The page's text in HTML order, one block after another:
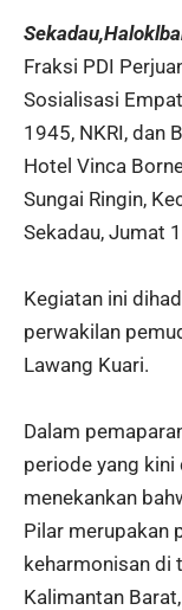
Fraksi PDI
Sosialisasi
1945, NKRI, dan
Hotel Vinca
Sungai Ringin,
Sekadau, Jumat
Kegiatan ini
perwakilan
Lawang Kuari.
Dalam
periode yang kini
menekankan
Pilar merupakan
keharmonisan di
Kalimantan